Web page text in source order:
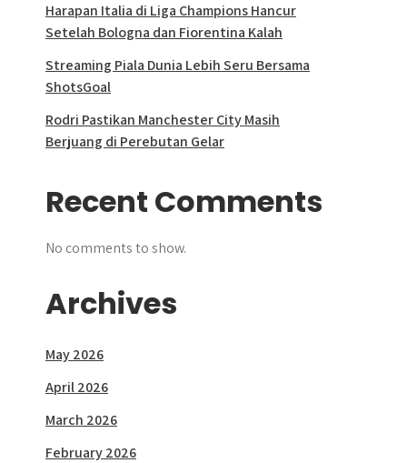
Harapan Italia di Liga Champions Hancur
Setelah Bologna dan Fiorentina Kalah
Streaming Piala Dunia Lebih Seru Bersama
ShotsGoal
Rodri Pastikan Manchester City Masih
Berjuang di Perebutan Gelar
Recent Comments
No comments to show.
Archives
May 2026
April 2026
March 2026
February 2026